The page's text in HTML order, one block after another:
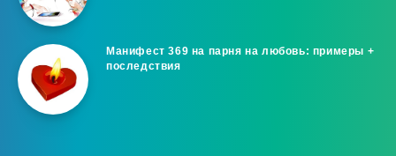
Манифест 369 на парня на любовь: примеры +
последствия